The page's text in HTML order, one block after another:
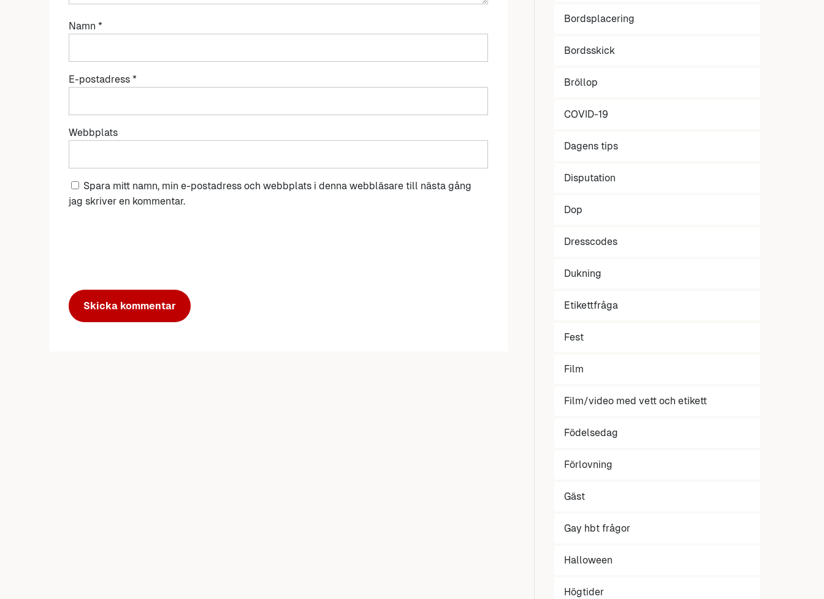
Namn *
E-postadress *
Webbplats
Spara mitt namn, min e-postadress och webbplats i denna webbläsare till nästa gång
jag skriver en kommentar.
Bordsplacering
Bordsskick
Bröllop
COVID-19
Dagens tips
Disputation
Dop
Dresscodes
Dukning
Etikettfråga
Fest
Film
Film/video med vett och etikett
Födelsedag
Förlovning
Gäst
Gay hbt frågor
Halloween
Högtider